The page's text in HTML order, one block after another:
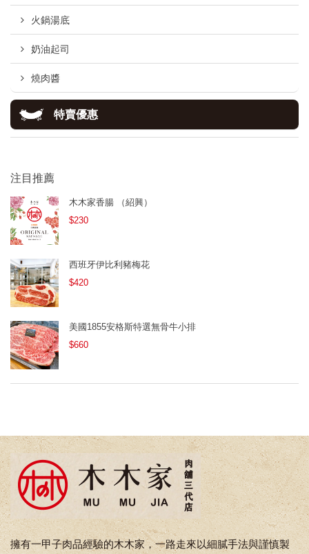
火鍋湯底
奶油起司
燒肉醬
特賣優惠
注目推薦
木木家香腸 （紹興）
$230
西班牙伊比利豬梅花
$420
美國1855安格斯特選無骨牛小排
$660
擁有一甲子肉品經驗的木木家，一路走來以細膩手法與謹慎製